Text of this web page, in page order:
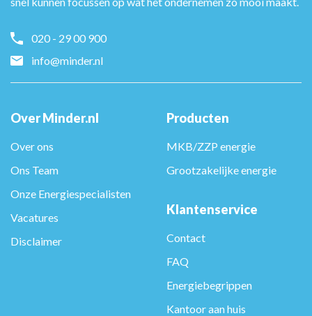
020 - 29 00 900
info@minder.nl
Over Minder.nl
Over ons
Ons Team
Onze Energiespecialisten
Vacatures
Disclaimer
Producten
MKB/ZZP energie
Grootzakelijke energie
Klantenservice
Contact
FAQ
Energiebegrippen
Kantoor aan huis